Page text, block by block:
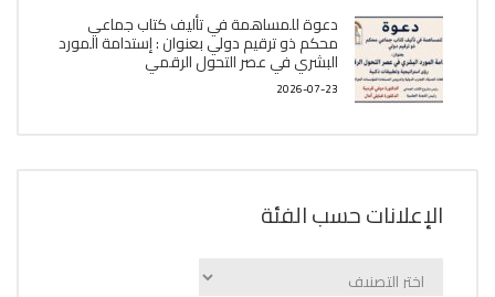
دعوة للمساهمة في تأليف كتاب جماعي
محكم ذو ترقيم دولي بعنوان : إستدامة المورد
البشري في عصر التحول الرقمي
2026-07-23
الإعلانات حسب الفئة
الإعلانات